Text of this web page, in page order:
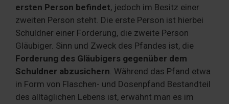
ersten Person befindet, jedoch im Besitz einer
zweiten Person steht. Die erste Person ist hierbei
Schuldner einer Forderung, die zweite Person
Gläubiger. Sinn und Zweck des Pfandes ist, die
Forderung des Gläubigers gegenüber dem
Schuldner abzusichern. Während das Pfand etwa
in Form von Flaschen- und Dosenpfand Bestandteil
des alltäglichen Lebens ist, erwähnt man es im